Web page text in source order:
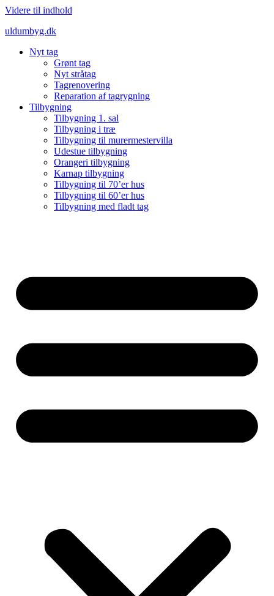
Videre til indhold
uldumbyg.dk
Nyt tag
Grønt tag
Nyt stråtag
Tagrenovering
Reparation af tagrygning
Tilbygning
Tilbygning 1. sal
Tilbygning i træ
Tilbygning til murermestervilla
Udestue tilbygning
Orangeri tilbygning
Karnap tilbygning
Tilbygning til 70’er hus
Tilbygning til 60’er hus
Tilbygning med fladt tag